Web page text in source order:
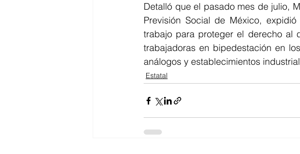
Detalló que el pasado mes de julio,
Previsión Social de México,
trabajo para proteger el derecho al
trabajadoras en bipedestación en
análogos y establecimientos
Estatal